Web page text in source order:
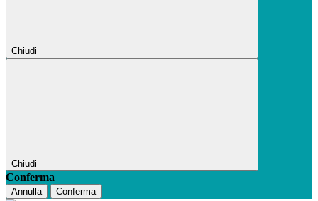
Chiudi
Chiudi
Conferma
Annulla Conferma